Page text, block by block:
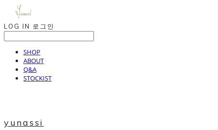
LOG IN 로그인
SHOP
ABOUT
Q&A
STOCKIST
yunassi